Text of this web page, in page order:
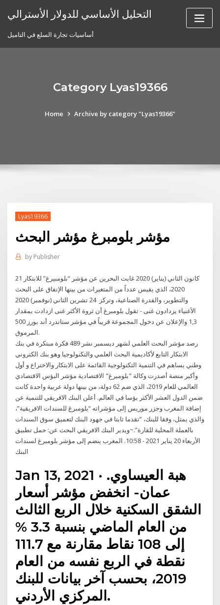
التحليل الأساسي للدولار الأسترالي
أساسيات تجارة السلع في التاميل
Category Lyas19366
Home Archive by category "Lyas19366"
Lyas19366
مؤشر بلومبرغ مؤشر البحث
by Publisher
21 كانون الثاني (يناير) 2020 غابت البحرين عن مؤشر “بلومبيرغ” للابتكار
2020، الذي يقيس عدداً من المتغيرات من بينها الإنفاق على البحث
والتطوير، والقدرة الصناعية، وتركز 24 تشرين الثاني (نوفمبر) 2020
الأغنياء يزدادون غنى - تقول بلومبرغ أن ثروة الأكثر غنى ازدادت بمقدار
1,3 والإعلان عن دخول المجموعة قريباً في مؤشر ستاندرد أند بورز 500
المرموق.
رصد مؤشر البحث العلمي لشهر ديسمبر نشر 489 فكرة مبتكرة في بنك
الابتكار التابع لأكاديمية البحث العلمي والتكنولوجيا وهو بنك الكتروني
وطني يساهم في التنمية التكنولوجية القائمة على الابتكار والاختراع و أول
وأكبر منصة أصدرت وكالة "بلومبرغ" الاقتصادية مؤشر البؤس الاقتصادي
العالمي للعام 2019، الذي ضم 62 دولة، من بينها دولة عربية واحدة كانت
ضمن الدول العشر الأكثر بؤسا في العالم. أعلن البنك الافريقي للتنمية عن
إضافة المغرب وجزر موريس إلى مؤشراته “بلومبرغ للسندات الافريقية”،
والذي يمثل، وفقا للبنك، “تقدما ثابتا في جهود البنك لتعميق سوق السندات
بالعملة المحلية للقارة”.~ويدير البنك الافريقي البحث عن: حمل تطبيق
الأربعاء 20 يناير 2021 - 10:58. المغرب ينضم إلى مؤشر بلومبرغ لسندات
البنك
Jan 13, 2021 · هبة العيساوي.
عمان- انخفض مؤشر أسعار
الشقق السكنية خلال الربع الثالث
من العام الماضي بنسبة 3.3 %
إلى 108 نقاط مقارنة مع 111.7
نقطة في الربع نفسه من العام
2019، بحسب آخر بيانات للبنك
المركزي الأردني.